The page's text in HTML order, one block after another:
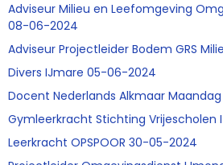
Adviseur Milieu en Leefomgeving
08-06-2024
Adviseur Projectleider Bodem GRS
Divers IJmare 05-06-2024
Docent Nederlands Alkmaar
Gymleerkracht Stichting
Leerkracht OPSPOOR 30-05-2024